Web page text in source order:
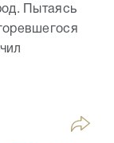
Пытаясь